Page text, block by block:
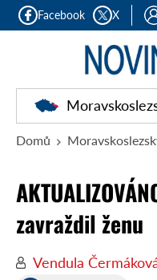
Facebook X
Domů
zavraždil ženu
Vendula